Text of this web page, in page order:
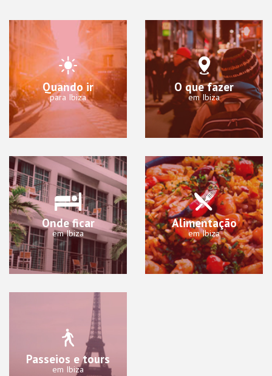
Quando ir
para Ibiza
O que fazer
em Ibiza
Onde ficar
em Ibiza
Alimentação
em Ibiza
Passeios e tours
em Ibiza